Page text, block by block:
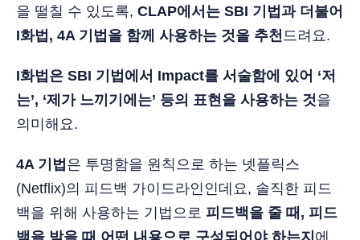
을 떨칠 수 있도록, CLAP에서는 SBI 기법과 더불어
I화법, 4A 기법을 함께 사용하는 것을 추천드려요.
I화법은 SBI 기법에서 Impact를 서술함에 있어 ‘저
는’, ‘제가 느끼기에는’ 등의 표현을 사용하는 것을
의미해요.
4A 기법 은 투명함을 원칙으로 하는 넷플릭스
(Netflix)의 피드백 가이드라인인데요, 솔직한 피드
백을 위해 사용하는 기법으로 피드백을 줄 때, 피드